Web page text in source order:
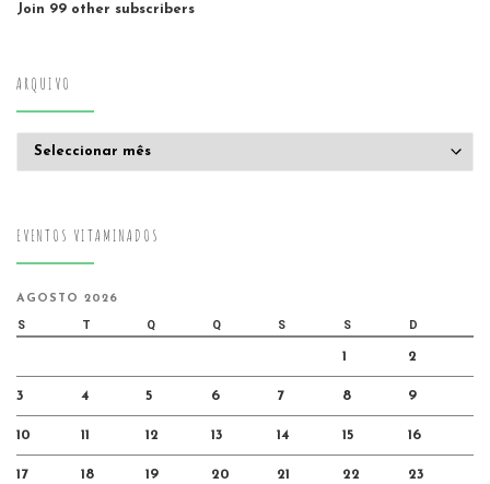
Join 99 other subscribers
ARQUIVO
EVENTOS VITAMINADOS
AGOSTO 2026
S T Q Q S S D
1 2
3 4 5 6 7 8 9
10 11 12 13 14 15 16
17 18 19 20 21 22 23